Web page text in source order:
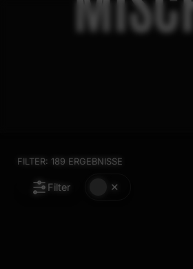
FILTER: 189 ERGEBNISSE
Filter